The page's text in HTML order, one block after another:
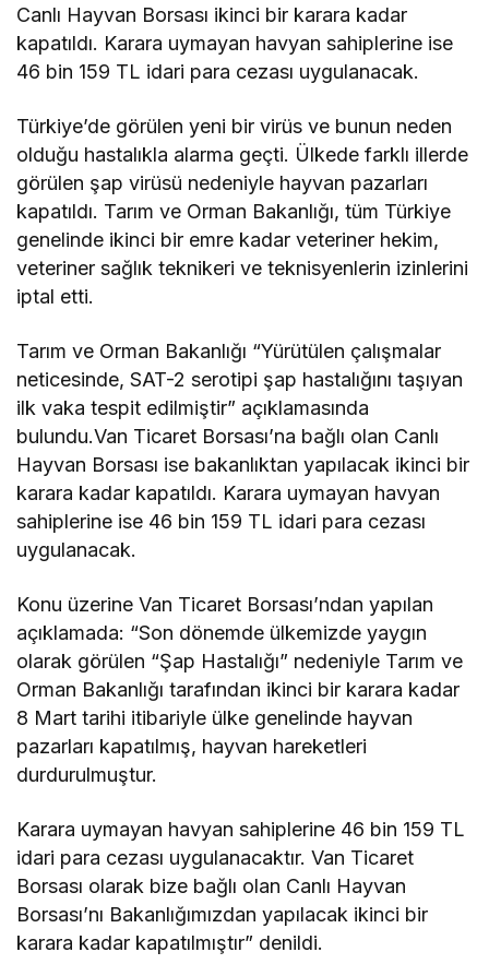
Canlı Hayvan Borsası ikinci bir karara kadar
kapatıldı. Karara uymayan havyan sahiplerine ise
46 bin 159 TL idari para cezası uygulanacak.
Türkiye’de görülen yeni bir virüs ve bunun neden
olduğu hastalıkla alarma geçti. Ülkede farklı illerde
görülen şap virüsü nedeniyle hayvan pazarları
kapatıldı. Tarım ve Orman Bakanlığı, tüm Türkiye
genelinde ikinci bir emre kadar veteriner hekim,
veteriner sağlık teknikeri ve teknisyenlerin izinlerini
iptal etti.
Tarım ve Orman Bakanlığı “Yürütülen çalışmalar
neticesinde, SAT-2 serotipi şap hastalığını taşıyan
ilk vaka tespit edilmiştir” açıklamasında
bulundu.Van Ticaret Borsası’na bağlı olan Canlı
Hayvan Borsası ise bakanlıktan yapılacak ikinci bir
karara kadar kapatıldı. Karara uymayan havyan
sahiplerine ise 46 bin 159 TL idari para cezası
uygulanacak.
Konu üzerine Van Ticaret Borsası’ndan yapılan
açıklamada: “Son dönemde ülkemizde yaygın
olarak görülen “Şap Hastalığı” nedeniyle Tarım ve
Orman Bakanlığı tarafından ikinci bir karara kadar
8 Mart tarihi itibariyle ülke genelinde hayvan
pazarları kapatılmış, hayvan hareketleri
durdurulmuştur.
Karara uymayan havyan sahiplerine 46 bin 159 TL
idari para cezası uygulanacaktır. Van Ticaret
Borsası olarak bize bağlı olan Canlı Hayvan
Borsası’nı Bakanlığımızdan yapılacak ikinci bir
karara kadar kapatılmıştır” denildi.